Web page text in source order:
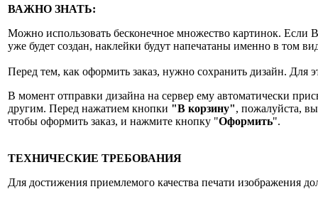
ВАЖНО ЗНАТЬ:
Можно использовать бесконечное множество картинок. Если
уже будет создан, наклейки будут напечатаны именно в том
Перед тем, как оформить заказ, нужно сохранить дизайн. Для
В момент отправки дизайна на сервер ему автоматически
другим. Перед нажатием кнопки "В корзину", пожалуйста,
чтобы оформить заказ, и нажмите кнопку "Оформить".
ТЕХНИЧЕСКИЕ ТРЕБОВАНИЯ
Для достижения приемлемого качества печати изображения